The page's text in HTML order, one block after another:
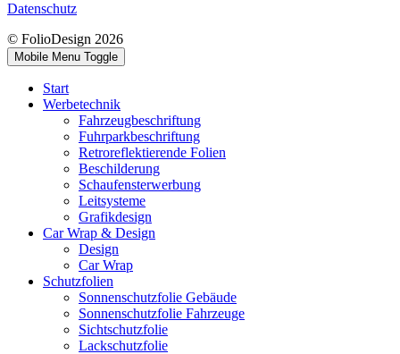
Datenschutz
© FolioDesign 2026
Mobile Menu Toggle
Start
Werbetechnik
Fahrzeugbeschriftung
Fuhrparkbeschriftung
Retroreflektierende Folien
Beschilderung
Schaufensterwerbung
Leitsysteme
Grafikdesign
Car Wrap & Design
Design
Car Wrap
Schutzfolien
Sonnenschutzfolie Gebäude
Sonnenschutzfolie Fahrzeuge
Sichtschutzfolie
Lackschutzfolie